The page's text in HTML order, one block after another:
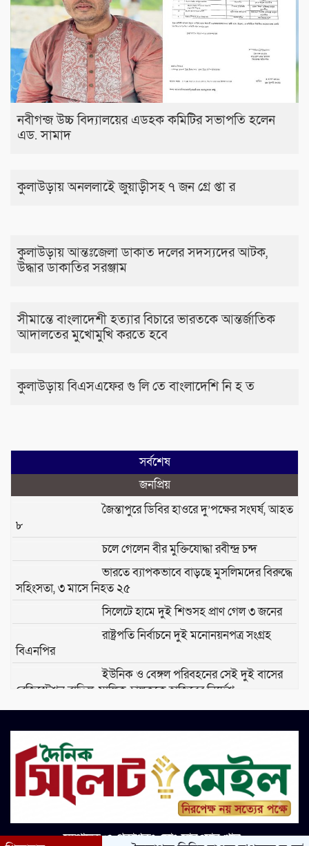
নবীগন্জ উচ্চ বিদ্যালয়ের এডহক কমিটির সভাপতি হলেন
এড. সামাদ
কুলাউড়ায় অনললাইে জুয়াড়ীসহ ৭ জন গ্রে প্তা র
কুলাউড়ায় আন্তঃজেলা ডাকাত দলের সদস্যদের আটক,
উদ্ধার ডাকাতির সরঞ্জাম
সীমান্তে বাংলাদেশী হত্যার বিচারে ভারতকে আন্তর্জাতিক
আদালতের মুখোমুখি করতে হবে
কুলাউড়ায় বিএসএফের গু লি তে বাংলাদেশি নি হ ত
সর্বশেষ
জনপ্রিয়
জৈন্তাপুরে ডিবির হাওরে দু’পক্ষের সংঘর্ষ, আহত
৮
চলে গেলেন বীর মুক্তিযোদ্ধা রবীন্দ্র চন্দ
ভারতে ব্যাপকভাবে বাড়ছে মুসলিমদের বিরুদ্ধে
সহিংসতা, ৩ মাসে নিহত ২৫
সিলেটে হামে দুই শিশুসহ প্রাণ গেল ৩ জনের
রাষ্ট্রপতি নির্বাচনে দুই মনোনয়নপত্র সংগ্রহ
বিএনপির
ইউনিক ও বেঙ্গল পরিবহনের সেই দুই বাসের
রেজিস্ট্রেশন বাতিল, মালিক-চালককে হাজিরের নির্দেশ
জামায়াতের নির্বাহী পরিষদের বৈঠক: রাষ্ট্রপতি
নির্বাচনে অংশগ্রহণের সিদ্ধান্ত
প্রশাসনে ঘাপটি মেরে থাকা ফ্যাসিবাদের
দোসররা বিদ্যুৎ খাত নিয়ে বিভ্রান্তি ছড়াচ্ছে:
প্রধানমন্ত্রী
৫ মাসে কোনো সরকার ব্যর্থ হতে পারে না, ব্যর্থ
হওয়ার জন্যও সময় লাগে: স্বরাষ্ট্রমন্ত্রী
সম্পাদক ও প্রকাশকঃ মোঃ সারওয়ার খান